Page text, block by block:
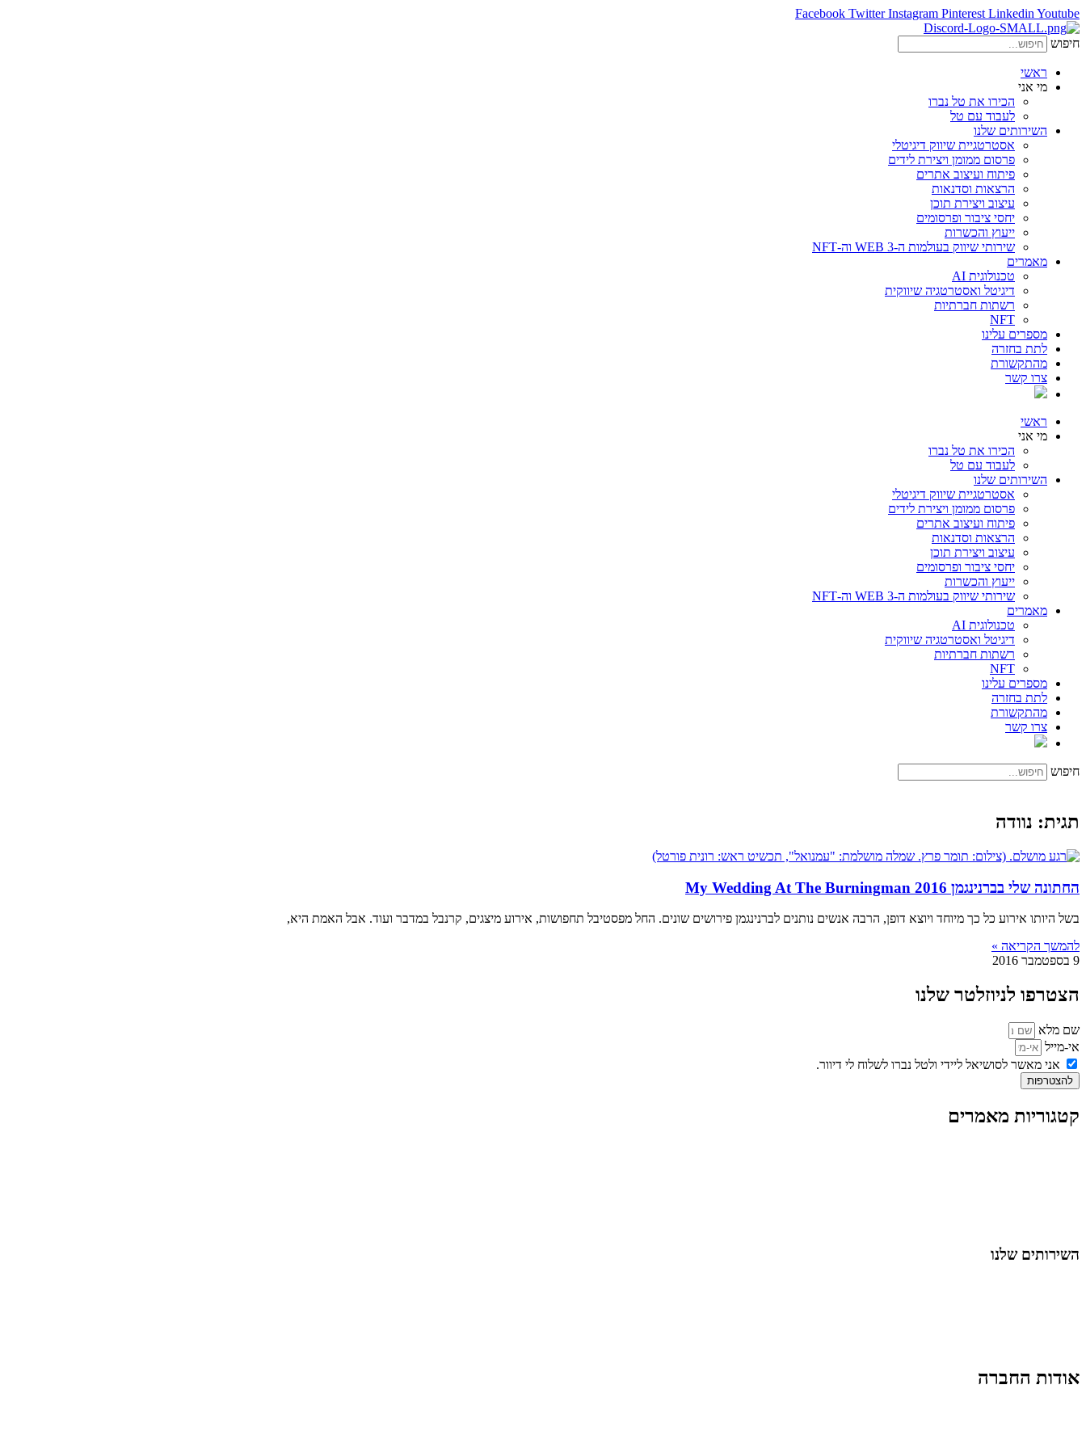
Facebook Twitter Instagram Pinterest Linkedin Youtube
חיפוש
ראשי
מי אני
הכירו את טל נברו
לעבוד עם טל
השירותים שלנו
אסטרטגיית שיווק דיגיטלי
פרסום ממומן ויצירת לידים
פיתוח ועיצוב אתרים
הרצאות וסדנאות
עיצוב ויצירת תוכן
יחסי ציבור ופרסומים
ייעוץ והכשרות
שירותי שיווק בעולמות ה-WEB 3 וה-NFT
מאמרים
טכנולוגית AI
דיגיטל ואסטרטגיה שיווקית
רשתות חברתיות
NFT
מספרים עלינו
לתת בחזרה
מהתקשורת
צרו קשר
ראשי
מי אני
הכירו את טל נברו
לעבוד עם טל
השירותים שלנו
אסטרטגיית שיווק דיגיטלי
פרסום ממומן ויצירת לידים
פיתוח ועיצוב אתרים
הרצאות וסדנאות
עיצוב ויצירת תוכן
יחסי ציבור ופרסומים
ייעוץ והכשרות
שירותי שיווק בעולמות ה-WEB 3 וה-NFT
מאמרים
טכנולוגית AI
דיגיטל ואסטרטגיה שיווקית
רשתות חברתיות
NFT
מספרים עלינו
לתת בחזרה
מהתקשורת
צרו קשר
חיפוש
תגית: נוודה
החתונה שלי בברנינגמן 2016 My Wedding At The Burningman
בשל היותו אירוע כל כך מיוחד ויוצא דופן, הרבה אנשים נותנים לברנינגמן פירושים שונים. החל מפסטיבל תחפושות, אירוע מיצגים, קרנבל במדבר ועוד. אבל האמת היא,
להמשך הקריאה »
9 בספטמבר 2016
הצטרפו לניוזלטר שלנו
שם מלא
אי-מייל
אני מאשר לסושיאל ליידי ולטל נברו לשלוח לי דיוור.
להצטרפות
קטגוריות מאמרים
השירותים שלנו
אודות החברה